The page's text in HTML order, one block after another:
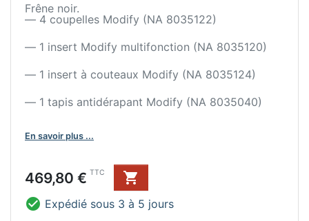
Frêne noir.
— 4 coupelles Modify (NA 8035122)
— 1 insert Modify multifonction (NA 8035120)
— 1 insert à couteaux Modify (NA 8035124)
— 1 tapis antidérapant Modify (NA 8035040)
En savoir plus ...
Prix
469,80 € TTC

 Expédié sous 3 à 5 jours